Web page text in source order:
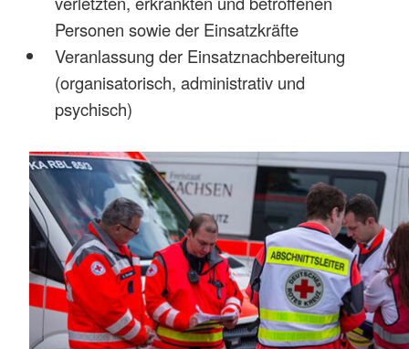
Personen sowie der Einsatzkräfte
Veranlassung der Einsatznachbereitung
(organisatorisch, administrativ und
psychisch)